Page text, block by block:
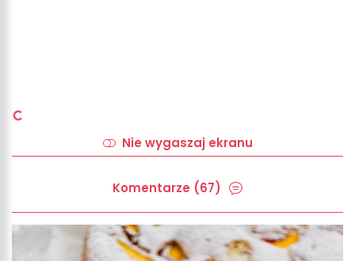
Nie wygaszaj ekranu
Komentarze (67)